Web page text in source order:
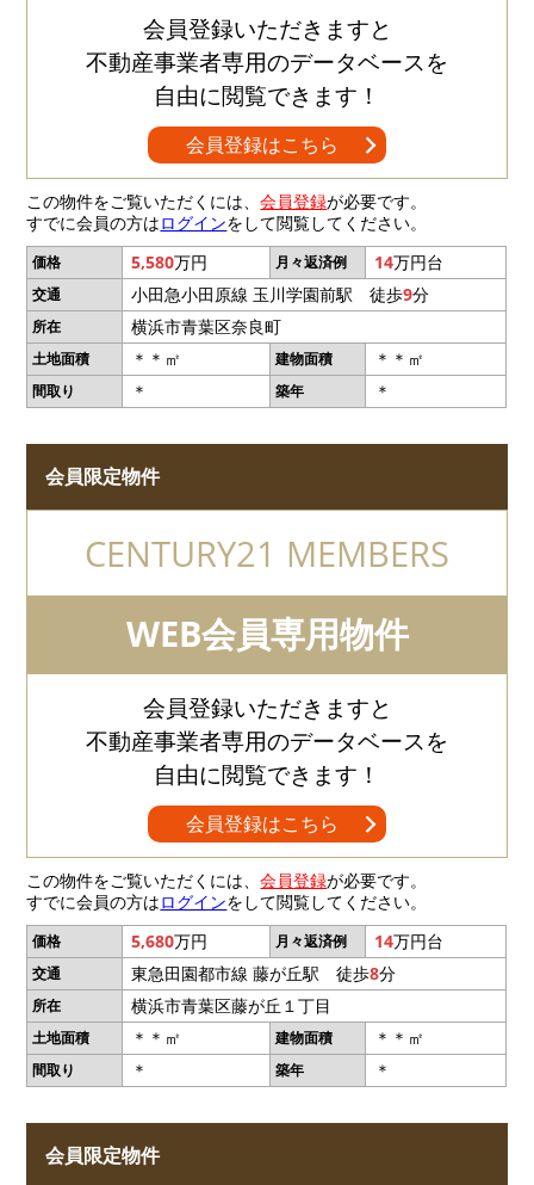
会員登録いただきますと
不動産事業者専用のデータベースを
自由に閲覧できます！
会員登録はこちら
この物件をご覧いただくには、会員登録が必要です。
すでに会員の方はログインをして閲覧してください。
価格 5,580万円 月々返済例 14万円台
交通 小田急小田原線 玉川学園前駅 徒歩9分
所在 横浜市青葉区奈良町
土地面積 ＊＊㎡ 建物面積 ＊＊㎡
間取り ＊ 築年 ＊
会員限定物件
CENTURY21 MEMBERS
WEB会員専用物件
会員登録いただきますと
不動産事業者専用のデータベースを
自由に閲覧できます！
会員登録はこちら
この物件をご覧いただくには、会員登録が必要です。
すでに会員の方はログインをして閲覧してください。
価格 5,680万円 月々返済例 14万円台
交通 東急田園都市線 藤が丘駅 徒歩8分
所在 横浜市青葉区藤が丘１丁目
土地面積 ＊＊㎡ 建物面積 ＊＊㎡
間取り ＊ 築年 ＊
会員限定物件